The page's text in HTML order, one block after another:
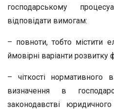
господарському
відповідати вимогам:
– повноти, тобто містити
ймовірні варіанти розвитку
– чіткості нормативного
визначення в
законодавстві